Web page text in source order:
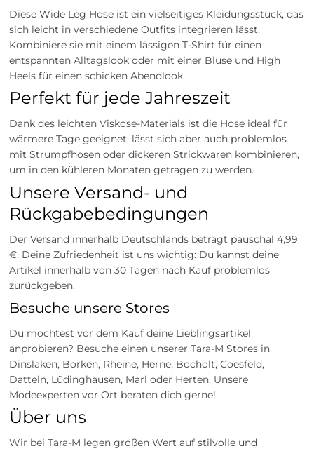
Diese Wide Leg Hose ist ein vielseitiges Kleidungsstück, das
sich leicht in verschiedene Outfits integrieren lässt.
Kombiniere sie mit einem lässigen T-Shirt für einen
entspannten Alltagslook oder mit einer Bluse und High
Heels für einen schicken Abendlook.
Perfekt für jede Jahreszeit
Dank des leichten Viskose-Materials ist die Hose ideal für
wärmere Tage geeignet, lässt sich aber auch problemlos
mit Strumpfhosen oder dickeren Strickwaren kombinieren,
um in den kühleren Monaten getragen zu werden.
Unsere Versand- und
Rückgabebedingungen
Der Versand innerhalb Deutschlands beträgt pauschal 4,99
€. Deine Zufriedenheit ist uns wichtig: Du kannst deine
Artikel innerhalb von 30 Tagen nach Kauf problemlos
zurückgeben.
Besuche unsere Stores
Du möchtest vor dem Kauf deine Lieblingsartikel
anprobieren? Besuche einen unserer Tara-M Stores in
Dinslaken, Borken, Rheine, Herne, Bocholt, Coesfeld,
Datteln, Lüdinghausen, Marl oder Herten. Unsere
Modeexperten vor Ort beraten dich gerne!
Über uns
Wir bei Tara-M legen großen Wert auf stilvolle und